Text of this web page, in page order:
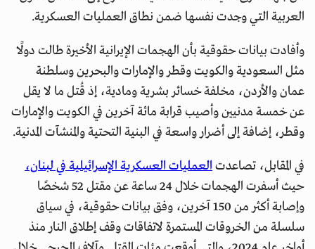
العربية التي وجدت نفسها ضمن نطاق العمليات العسكرية.
وأفادت بيانات حقوقية بأن الهجمات الإيرانية الأخيرة طالت دولًا
مثل السعودية والكويت وقطر والإمارات والبحرين وسلطنة
عمان والأردن، مخلفة خسائر بشرية ومادية، إذ قُتل ما لا يقل
عن خمسة مدنيين وأصيب قرابة مائة آخرين في الكويت والإمارات
وقطر، إضافة إلى أضرار واسعة في البنية التحتية والمنشآت المدنية.
في المقابل، تصاعدتالعمليات العسكرية الإسرائيلية في لبنان،
حيث أسفرت الهجمات خلال 24 ساعة عن مقتل 52 شخصًا
وإصابة أكثر من 150 آخرين، وفق بيانات حقوقية، في سياق
سلسلة من الخروقات المستمرة لاتفاقات وقف إطلاق النار منذ